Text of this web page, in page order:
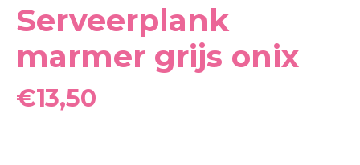
Serveerplank
marmer grijs onix
€13,50